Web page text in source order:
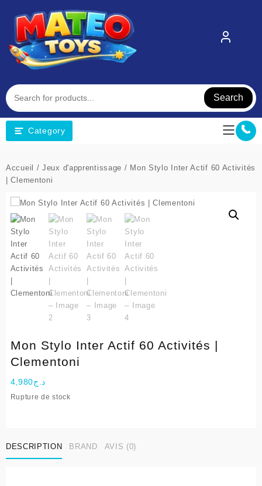
content
Search
Category
Accueil /Jeux d'apprentissage / Mon Stylo Inter Actif 60 Activités
| Clementoni
Mon Stylo Inter Actif 60 Activités |
Clementoni
د.ج4,980
Rupture de stock
DESCRIPTION BRAND AVIS (0)